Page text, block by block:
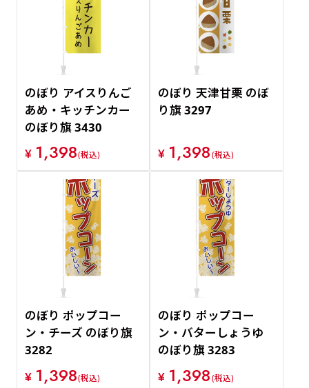
のぼり アイスりんご
あめ・キッチンカー
のぼり旗 3430
¥ 1,398(税込)
のぼり 天津甘栗 のぼ
り旗 3297
¥ 1,398(税込)
のぼり ポップコー
ン・チーズ のぼり旗
3282
¥ 1,398(税込)
のぼり ポップコー
ン・バターしょうゆ
のぼり旗 3283
¥ 1,398(税込)